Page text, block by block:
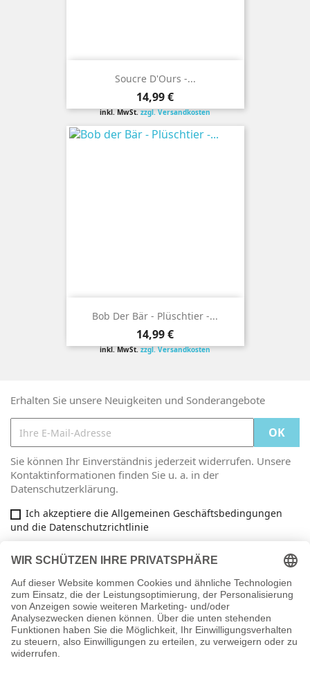
Soucre D'Ours -...
Preis
14,99 €
inkl. MwSt.zzgl. Versandkosten
Bob Der Bär - Plüschtier -...
Preis
14,99 €
inkl. MwSt.zzgl. Versandkosten
Erhalten Sie unsere Neuigkeiten und Sonderangebote
Sie können Ihr Einverständnis jederzeit widerrufen. Unsere
Kontaktinformationen finden Sie u. a. in der
Datenschutzerklärung.
Ich akzeptiere die Allgemeinen Geschäftsbedingungen
und die Datenschutzrichtlinie
Facebook
ARTIKEL 
INFORMATIONEN